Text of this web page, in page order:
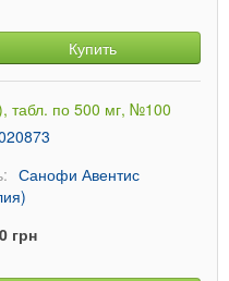
Купить
табл. по 500 мг, №100
Санофи Авентис
грн